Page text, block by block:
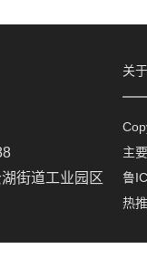
街道工业园区
关
主
鲁
热